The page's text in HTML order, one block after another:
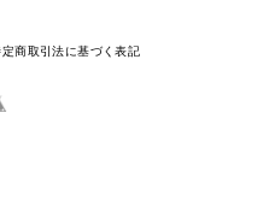
定商取引法に基づく表記